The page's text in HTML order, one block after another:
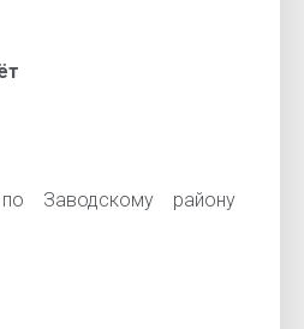
Заводскому району